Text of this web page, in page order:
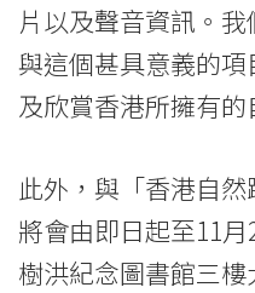
片以及聲音資訊。
與這個甚具意義的
及欣賞香港所擁有的
此外，與「香港自
將會由即日起至11
樹洪紀念圖書館三